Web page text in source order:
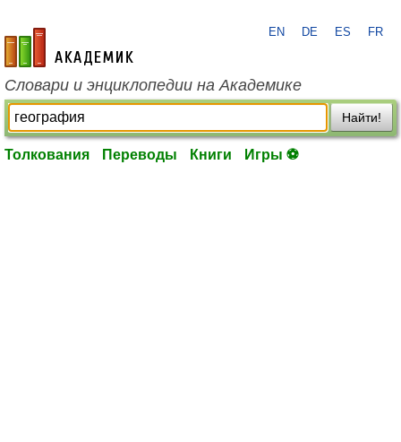
academic.ru
EN DE ES FR
Словари и энциклопедии на Академике
Найти!
Толкования Переводы Книги Игры ⚽